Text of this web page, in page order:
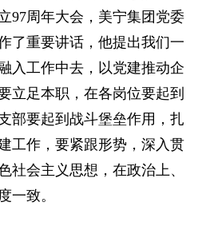
入美宁
系我们
97周年大会，美宁集团党委
了重要讲话，他提出我们一
入工作中去，以党建推动企
立足本职，在各岗位要起到
部要起到战斗堡垒作用，扎
工作，要紧跟形势，深入贯
社会主义思想，在政治上、
一致。